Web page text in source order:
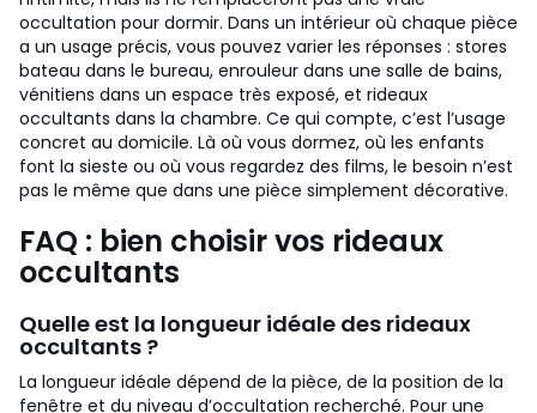
occultation pour dormir. Dans un intérieur où chaque pièce
a un usage précis, vous pouvez varier les réponses : stores
bateau dans le bureau, enrouleur dans une salle de bains,
vénitiens dans un espace très exposé, et rideaux
occultants dans la chambre. Ce qui compte, c’est l’usage
concret au domicile. Là où vous dormez, où les enfants
font la sieste ou où vous regardez des films, le besoin n’est
pas le même que dans une pièce simplement décorative.
FAQ : bien choisir vos rideaux
occultants
Quelle est la longueur idéale des rideaux
occultants ?
La longueur idéale dépend de la pièce, de la position de la
fenêtre et du niveau d’occultation recherché. Pour une